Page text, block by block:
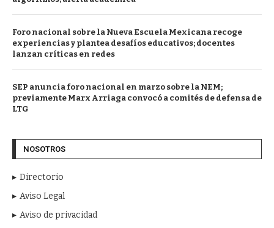
Foro nacional sobre la Nueva Escuela Mexicana recoge
experiencias y plantea desafíos educativos; docentes
lanzan críticas en redes
SEP anuncia foro nacional en marzo sobre la NEM;
previamente Marx Arriaga convocó a comités de defensa de
LTG
NOSOTROS
Directorio
Aviso Legal
Aviso de privacidad